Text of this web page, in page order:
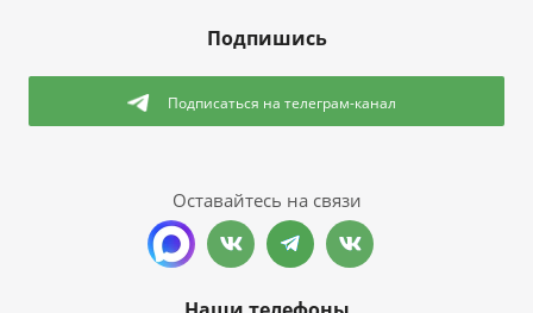
Подпишись
Подписаться на телеграм-канал
Оставайтесь на связи